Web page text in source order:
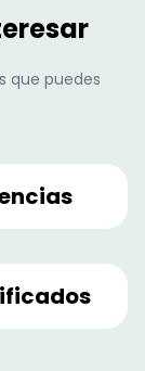
que puedes